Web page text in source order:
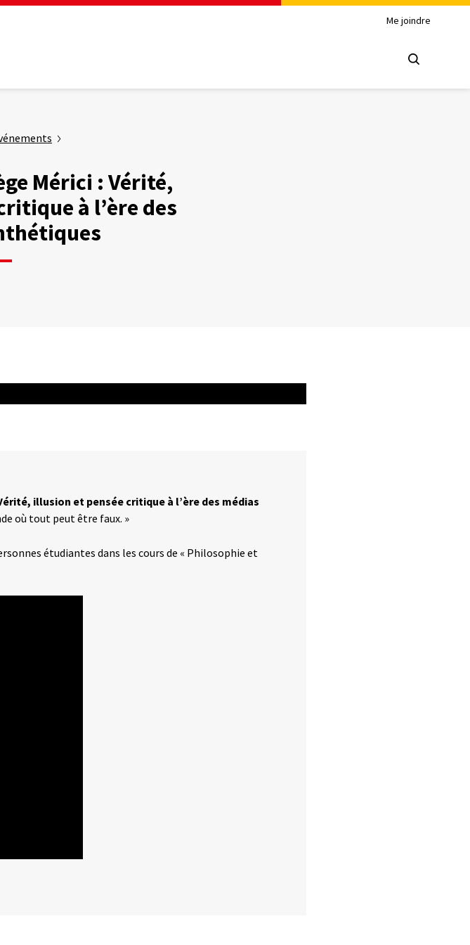
Me joindre
Mérici : Vérité,
à l’ère des
illusion et pensée critique à l’ère des médias
où tout peut être faux. »
étudiantes dans les cours de « Philosophie et